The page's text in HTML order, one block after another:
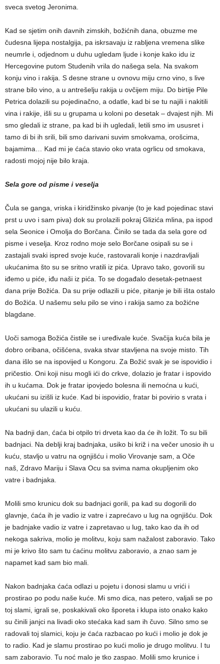
sveca svetog Jeronima.
Kad se sjetim onih davnih zimskih, božićnih dana, obuzme me
čudesna lijepa nostalgija, pa iskrsavaju iz rabljena vremena slike
neumrle i, odjednom u duhu ugledam ljude i konje kako idu iz
Hercegovine putom Studenih vrila do našega sela. Na svakom
konju vino i rakija. S desne strane u ovnovu miju crno vino, s live
strane bilo vino, a u antrešelju rakija u ovčijem miju. Do birtije Pile
Petrica dolazili su pojedinačno, a odatle, kad bi se tu najili i nakitili
vina i rakije, išli su u grupama u koloni po desetak – dvajest njih. Mi
smo gledali iz strane, pa kad bi ih ugledali, letili smo im ususret i
tamo di bi ih srili, bili smo darivani suvim smokvama, orošcima,
bajamima… Kad mi je ćaća stavio oko vrata ogrlicu od smokava,
radosti mojoj nije bilo kraja.
Sela gore od pisme i veselja
Čula se ganga, vriska i kiridžinsko pivanje (to je kad pojedinac stavi
prst u uvo i sam piva) dok su prolazili pokraj Glizića mlina, pa ispod
sela Seonice i Omolja do Borčana. Činilo se tada da sela gore od
pisme i veselja. Kroz rodno moje selo Borčane osipali su se i
zastajali svaki ispred svoje kuće, rastovarali konje i nazdravljali
ukućanima što su se sritno vratili iz pića. Upravo tako, govorili su
iđemo u piće, iđu naši iz pića. To se događalo desetak-petnaest
dana prije Božića. Da su prije odlazili u piće, pitanje je bili išta ostalo
do Božića. U našemu selu pilo se vino i rakija samo za božićne
blagdane.
Uoči samoga Božića čistile se i uređivale kuće. Svačija kuća bila je
dobro oribana, očišćena, svaka stvar stavljena na svoje misto. Tih
dana išlo se na ispovijed u Kongoru. Za Božić svak je se ispovidio i
pričestio. Oni koji nisu mogli ići do crkve, dolazio je fratar i ispovido
ih u kućama. Dok je fratar ipovjedo bolesna ili nemoćna u kući,
ukućani su izišli iz kuće. Kad bi ispovidio, fratar bi povirio s vrata i
ukućani su ulazili u kuću.
Na badnji dan, ćaća bi otpilo tri drveta kao da će ih ložit. To su bili
badnjaci. Na deblji kraj badnjaka, usiko bi križ i na večer unosio ih u
kuću, stavljo u vatru na ognjišću i molio Virovanje sam, a Oče
naš, Zdravo Mariju i Slava Ocu sa svima nama okupljenim oko
vatre i badnjaka.
Molili smo krunicu dok su badnjaci gorili, pa kad su dogorili do
glavnje, ćaća ih je vadio iz vatre i zaprećavo u lug na ognjišću. Dok
je badnjake vadio iz vatre i zapretavao u lug, tako kao da ih od
nekoga sakriva, molio je molitvu, koju sam nažalost zaboravio. Tako
mi je krivo što sam tu ćaćinu molitvu zaboravio, a znao sam je
napamet kad sam bio mali.
Nakon badnjaka ćaća odlazi u pojetu i donosi slamu u vrići i
prostirao po podu naše kuće. Mi smo dica, nas petero, valjali se po
toj slami, igrali se, poskakivali oko šporeta i klupa isto onako kako
su činili janjci na livadi oko stećaka kad sam ih čuvo. Silno smo se
radovali toj slamici, koju je ćaća razbacao po kući i molio je dok je
to radio. Kad je slamu prostirao po kući molio je drugo molitvu. I tu
sam zaboravio. Tu noć malo je tko zaspao. Molili smo krunice i